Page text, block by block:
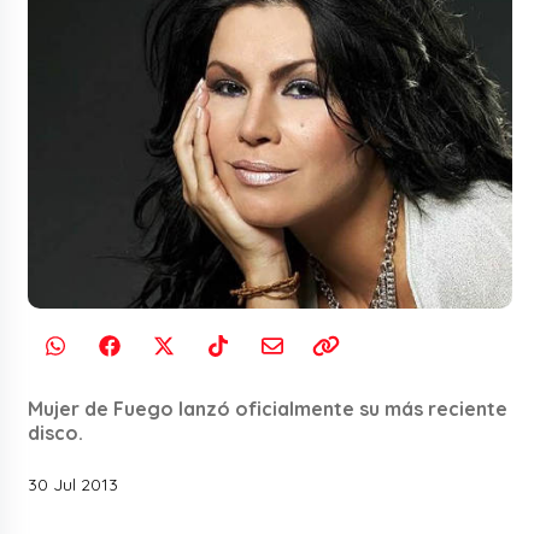
Mujer de Fuego lanzó oficialmente su más reciente
disco.
30 Jul 2013